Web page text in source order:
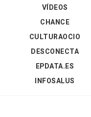
VÍDEOS
CHANCE
CULTURAOCIO
DESCONECTA
EPDATA.ES
INFOSALUS